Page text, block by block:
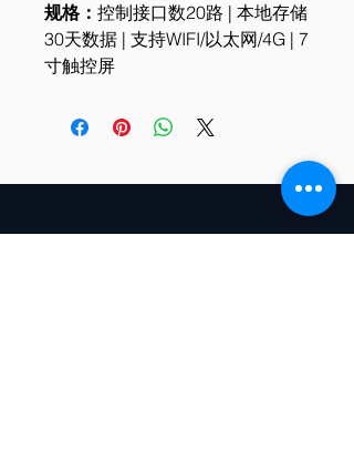
规格： 控制接口数20路 | 本地存储
30天数据 | 支持WIFI/以太网/4G | 7
寸触控屏